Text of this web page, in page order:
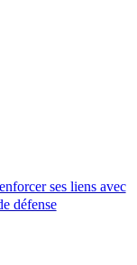
ses liens avec
défense